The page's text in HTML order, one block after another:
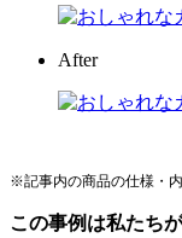
After
※記事内の商品の仕様・
この事例は私たち